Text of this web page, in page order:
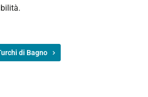
di Bagno